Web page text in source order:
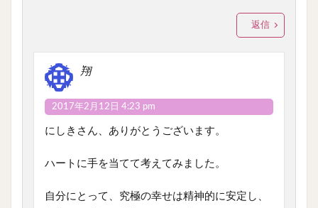
返信
翔
2017年2月12日 4:23 pm
にしきさん、ありがとうございます。
ハートに手を当てて考えてみました。
自分にとって、究極の幸せは精神的に安定し、